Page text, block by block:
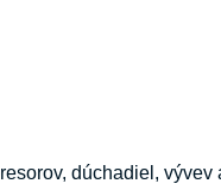
dúchadiel, vývev